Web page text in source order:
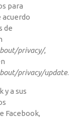
para
de
privacy/,
privacy/update.
y a sus
Facebook,